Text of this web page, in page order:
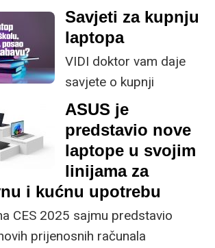
osim sirovih
performansi za igranje,
ostatak prezentacije je
dovoljno zanimljiv da
može komotno poslužiti
za multimedijalnu
kreativu i obradu.
nisu jednostavna
kupnja, već promišljena
investicija, moderan i
sposoban laptop će
zasigurno biti poklon
koji nikoga neće ostaviti
ravnodušnim. Danas
možete pronaći zaista
različite vrste laptopa
za širok spektar
namjena – od poslovnih
korisnika i dizajnera do
Savjeti za kupnju
laptopa
VIDI doktor vam daje
savjete o kupnji
idealnog laptopa za
školu i fakultet te
najisplativijeg
prijenosnika do 700
eura.
ASUS je
predstavio nove
laptope u svojim
linijama za
i kućnu upotrebu
CES 2025 sajmu predstavio
prijenosnih računala